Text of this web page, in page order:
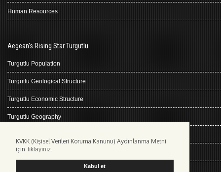
KVKK (Kişisel Verileri Koruma Kanunu) Aydınlanma Metni
için tıklayınız.
Kabul et
Human Resources
Aegean's Rising Star Turgutlu
Turgutlu Population
Turgutlu Geological Structure
Turgutlu Economic Structure
Turgutlu Geography
Climate Turgutlu